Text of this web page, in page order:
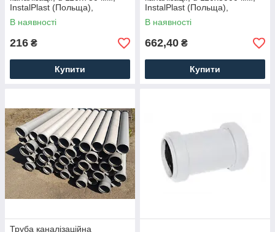
InstalPlast (Польща),
поліпропіленова
В наявності
216 ₴
Купити
InstalPlast (Польща),
поліпропіленова
В наявності
662,40 ₴
Купити
Труба каналізаційна